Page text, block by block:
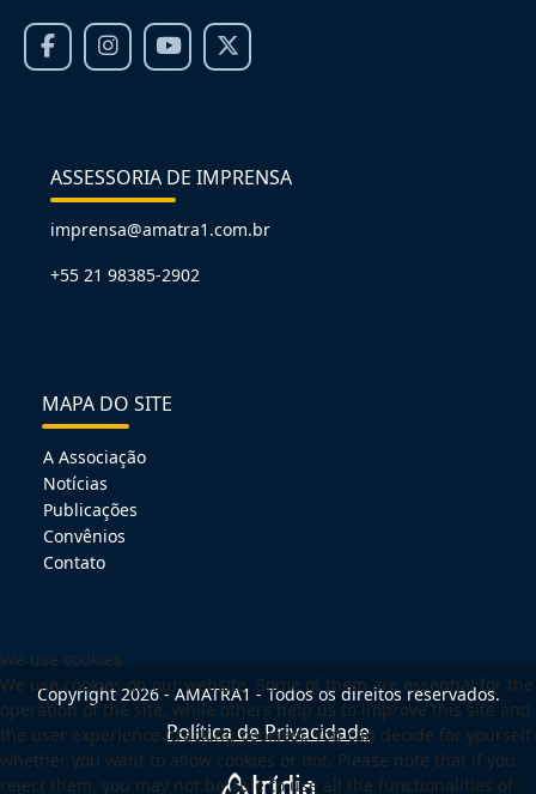
ASSESSORIA DE IMPRENSA
imprensa@amatra1.com.br
+55 21 98385-2902
MAPA DO SITE
A Associação
Notícias
Publicações
Convênios
Contato
Copyright 2026 - AMATRA1 - Todos os direitos reservados.
Política de Privacidade
We use cookies
We use cookies on our website. Some of them are essential for the
operation of the site, while others help us to improve this site and
the user experience (tracking cookies). You can decide for yourself
whether you want to allow cookies or not. Please note that if you
reject them, you may not be able to use all the functionalities of